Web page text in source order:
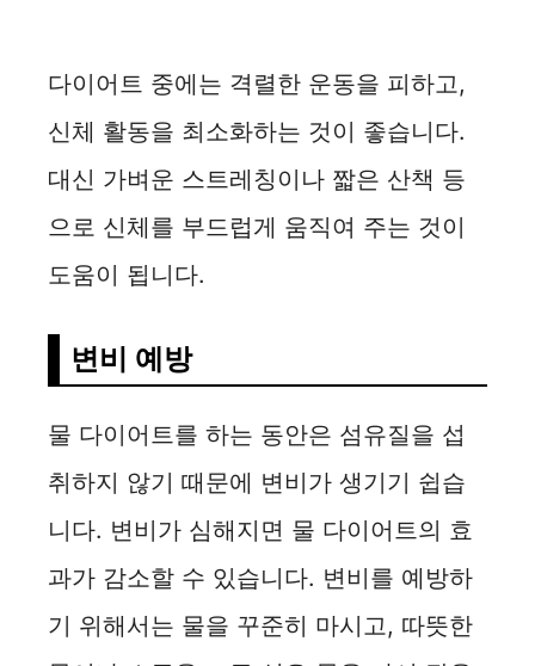
다이어트 중에는 격렬한 운동을 피하고,
신체 활동을 최소화하는 것이 좋습니다.
대신 가벼운 스트레칭이나 짧은 산책 등
으로 신체를 부드럽게 움직여 주는 것이
도움이 됩니다.
변비 예방
물 다이어트를 하는 동안은 섬유질을 섭
취하지 않기 때문에 변비가 생기기 쉽습
니다. 변비가 심해지면 물 다이어트의 효
과가 감소할 수 있습니다. 변비를 예방하
기 위해서는 물을 꾸준히 마시고, 따뜻한